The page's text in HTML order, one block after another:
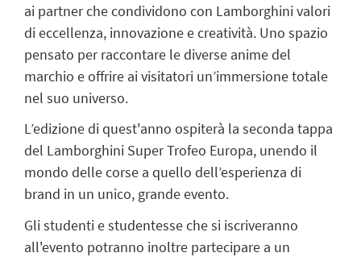
ai partner che condividono con Lamborghini valori
di eccellenza, innovazione e creatività. Uno spazio
pensato per raccontare le diverse anime del
marchio e offrire ai visitatori un’immersione totale
nel suo universo.
L’edizione di quest'anno ospiterà la seconda tappa
del Lamborghini Super Trofeo Europa, unendo il
mondo delle corse a quello dell’esperienza di
brand in un unico, grande evento.
Gli studenti e studentesse che si iscriveranno
all'evento potranno inoltre partecipare a un